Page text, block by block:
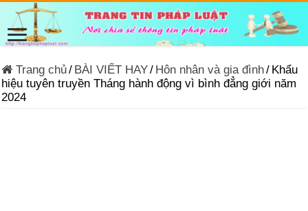
Trang chủ/ BÀI VIẾT HAY/ Hôn nhân và gia đình/ Khẩu
hiệu tuyên truyền Tháng hành động vì bình đẳng giới năm
2024